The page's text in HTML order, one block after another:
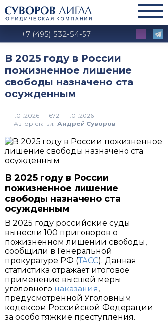
+7 (495) 532-54-57
В 2025 году в России
пожизненное лишение
свободы назначено ста
осужденным
672
Автор статьи: Андрей Суворов
В 2025 году в России
пожизненное лишение
свободы назначено ста
осужденным
В 2025 году российские суды
вынесли 100 приговоров о
пожизненном лишении свободы,
сообщили в Генеральной
прокуратуре РФ (ТАСС). Данная
статистика отражает итоговое
применение высшей меры
уголовного наказания,
предусмотренной Уголовным
кодексом Российской Федерации
за особо тяжкие преступления.